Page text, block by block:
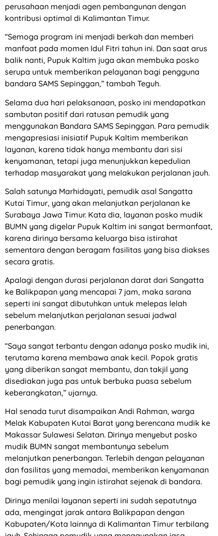
perusahaan menjadi agen pembangunan dengan
kontribusi optimal di Kalimantan Timur.
“Semoga program ini menjadi berkah dan memberi
manfaat pada momen Idul Fitri tahun ini. Dan saat arus
balik nanti, Pupuk Kaltim juga akan membuka posko
serupa untuk memberikan pelayanan bagi pengguna
bandara SAMS Sepinggan,” tambah Teguh.
Selama dua hari pelaksanaan, posko ini mendapatkan
sambutan positif dari ratusan pemudik yang
menggunakan Bandara SAMS Sepinggan. Para pemudik
mengapresiasi inisiatif Pupuk Kaltim memberikan
layanan, karena tidak hanya membantu dari sisi
kenyamanan, tetapi juga menunjukkan kepedulian
terhadap masyarakat yang melakukan perjalanan jauh.
Salah satunya Marhidayati, pemudik asal Sangatta
Kutai Timur, yang akan melanjutkan perjalanan ke
Surabaya Jawa Timur. Kata dia, layanan posko mudik
BUMN yang digelar Pupuk Kaltim ini sangat bermanfaat,
karena dirinya bersama keluarga bisa istirahat
sementara dengan beragam fasilitas yang bisa diakses
secara gratis.
Apalagi dengan durasi perjalanan darat dari Sangatta
ke Balikpapan yang mencapai 7 jam, maka sarana
seperti ini sangat dibutuhkan untuk melepas lelah
sebelum melanjutkan perjalanan sesuai jadwal
penerbangan.
“Saya sangat terbantu dengan adanya posko mudik ini,
terutama karena membawa anak kecil. Popok gratis
yang diberikan sangat membantu, dan takjil yang
disediakan juga pas untuk berbuka puasa sebelum
keberangkatan,” ujarnya.
Hal senada turut disampaikan Andi Rahman, warga
Melak Kabupaten Kutai Barat yang berencana mudik ke
Makassar Sulawesi Selatan. Dirinya menyebut posko
mudik BUMN sangat membantunya sebelum
melanjutkan penerbangan. Terlebih dengan pelayanan
dan fasilitas yang memadai, memberikan kenyamanan
bagi pemudik yang ingin istirahat sejenak di bandara.
Dirinya menilai layanan seperti ini sudah sepatutnya
ada, mengingat jarak antara Balikpapan dengan
Kabupaten/Kota lainnya di Kalimantan Timur terbilang